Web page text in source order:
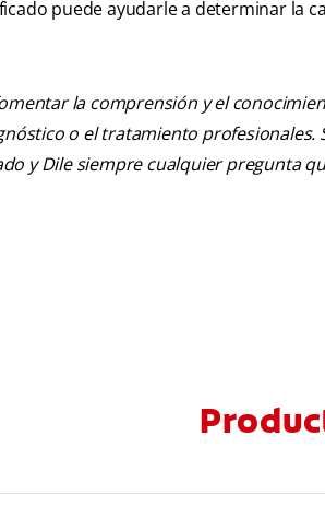
puede ayudarle a determinar la
la comprensión y el
o el tratamiento
y Dile siempre cualquier pregunta